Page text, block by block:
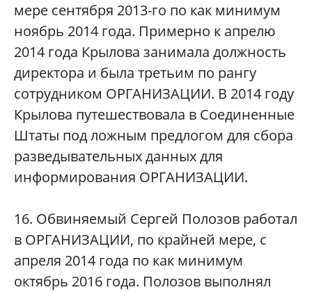
мере сентября 2013-го по как минимум
ноябрь 2014 года. Примерно к апрелю
2014 года Крылова занимала должность
директора и была третьим по рангу
сотрудником ОРГАНИЗАЦИИ. В 2014 году
Крылова путешествовала в Соединенные
Штаты под ложным предлогом для сбора
разведывательных данных для
информирования ОРГАНИЗАЦИИ.
16. Обвиняемый Сергей Полозов работал
в ОРГАНИЗАЦИИ, по крайней мере, с
апреля 2014 года по как минимум
октябрь 2016 года. Полозов выполнял